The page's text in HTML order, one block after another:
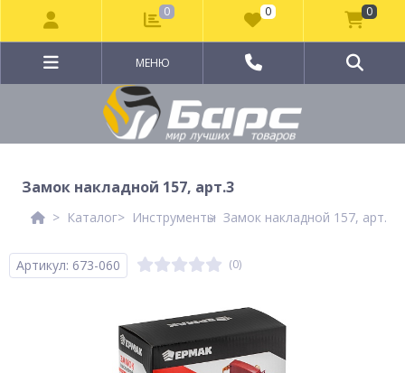
МЕНЮ
Замок накладной 157, арт.3
Каталог Инструменты Замок накладной 157, арт.3
Артикул: 673-060 (0)
0 0 0